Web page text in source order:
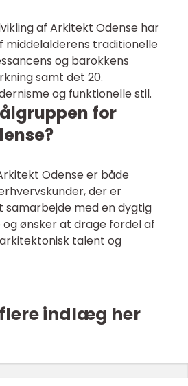
af Arkitekt Odense har
traditionelle
og barokkens
samt det 20.
og funktionelle stil.
for
Odense er både
der er
samarbejde med en dygtig
ønsker at drage fordel af
talent og
indlæg her